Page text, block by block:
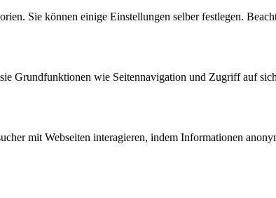
Sie können einige Einstellungen selber festlegen.
Grundfunktionen wie Seitennavigation und Zugriff auf
mit Webseiten interagieren, indem Informationen